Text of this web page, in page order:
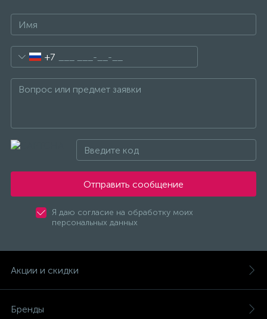
+7
Отправить сообщение
Я даю согласие на обработку моих
персональных данных
Акции и скидки
Бренды
Телекоммуникационные розетки
Трансформаторы
Трансформаторы для ламп
Тройники и переходники электрические
Трубки термоусадочные
Трубы для электропроводки
Удлинители электрические